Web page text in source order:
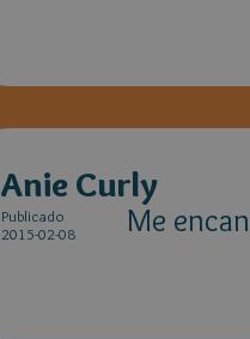
Anie Curly
Publicado
2015-02-08
Me